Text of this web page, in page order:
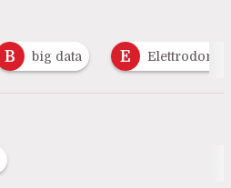
B big data E